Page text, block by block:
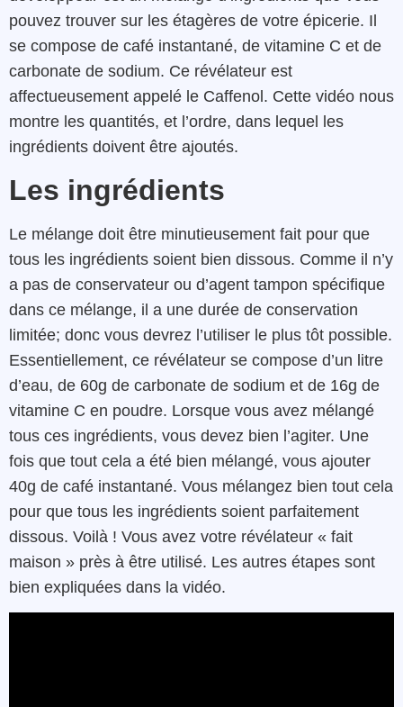
pouvez trouver sur les étagères de votre épicerie. Il
se compose de café instantané, de vitamine C et de
carbonate de sodium. Ce révélateur est
affectueusement appelé le Caffenol. Cette vidéo nous
montre les quantités, et l’ordre, dans lequel les
ingrédients doivent être ajoutés.
Les ingrédients
Le mélange doit être minutieusement fait pour que
tous les ingrédients soient bien dissous. Comme il n’y
a pas de conservateur ou d’agent tampon spécifique
dans ce mélange, il a une durée de conservation
limitée; donc vous devrez l’utiliser le plus tôt possible.
Essentiellement, ce révélateur se compose d’un litre
d’eau, de 60g de carbonate de sodium et de 16g de
vitamine C en poudre. Lorsque vous avez mélangé
tous ces ingrédients, vous devez bien l’agiter. Une
fois que tout cela a été bien mélangé, vous ajouter
40g de café instantané. Vous mélangez bien tout cela
pour que tous les ingrédients soient parfaitement
dissous. Voilà ! Vous avez votre révélateur « fait
maison » près à être utilisé. Les autres étapes sont
bien expliquées dans la vidéo.